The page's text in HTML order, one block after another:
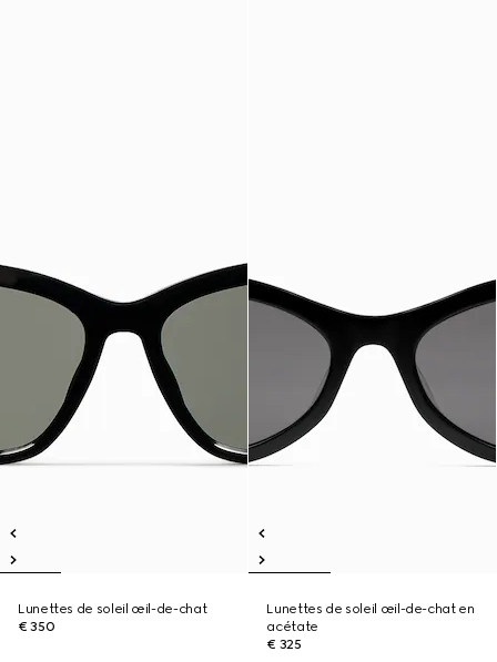
Lunettes de soleil œil-de-chat
€ 350
Lunettes de soleil œil-de-chat en
acétate
€ 325